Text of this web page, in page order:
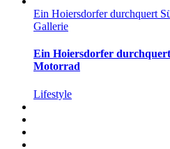
Ein Hoiersdorfer durchquert
Gallerie
Ein Hoiersdorfer
Motorrad
Lifestyle